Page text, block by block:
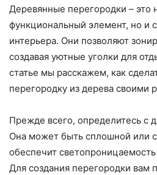
Деревянные перегородки – это
функциональный элемент, но и
интерьера. Они позволяют
создавая уютные уголки для
статье мы расскажем, как
перегородку из дерева своими
Прежде всего, определитесь с
Она может быть сплошной или
обеспечит
Для создания перегородки вам